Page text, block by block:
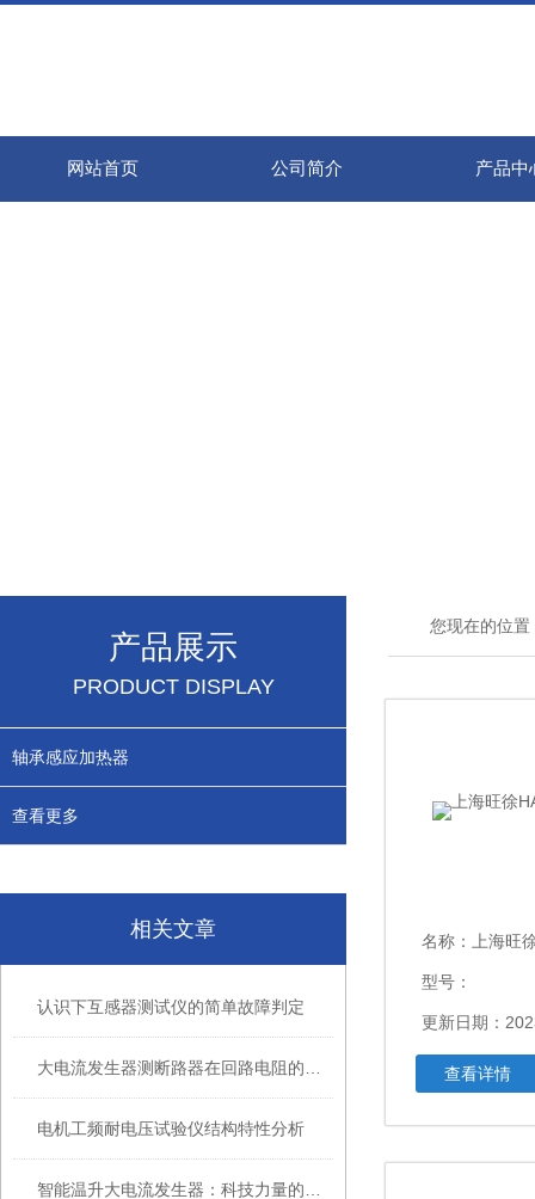
网站首页 公司简介 产品中
产品展示
PRODUCT DISPLAY
轴承感应加热器
查看更多
相关文章
认识下互感器测试仪的简单故障判定
电机工频耐电压试验仪结构特性分析
您现在的位置
名称： 上海旺
型号：
更新日期：
查看详情